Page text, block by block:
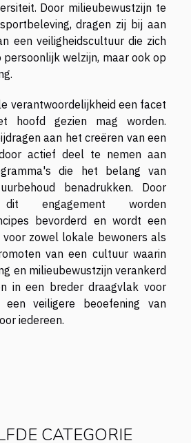
Door milieubewustzijn te
dragen zij bij aan
een veiligheidscultuur die zich
welzijn, maar ook op
verantwoordelijkheid een facet
hoofd gezien mag worden.
aan het creëren van een
actief deel te nemen aan
die het belang van
benadrukken. Door
engagement worden
bevorderd en wordt een
zowel lokale bewoners als
van een cultuur waarin
en milieubewustzijn verankerd
in een breder draagvlak voor
een veiligere beoefening van
iedereen.
CATEGORIE